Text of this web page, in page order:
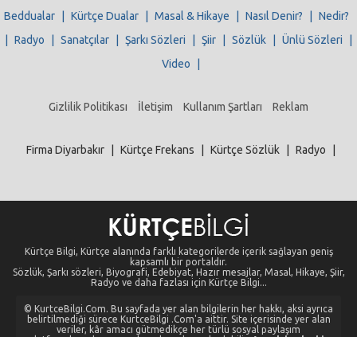
Beddualar
Kürtçe Dualar Masal & Hikaye Nasıl Denir?
Nedir?
Radyo Sanatçılar Şarkı Sözleri Şiir Sözlük Ünlü Sözleri
Video
Gizlilik Politikası İletişim Kullanım Şartları Reklam
Firma Diyarbakır Kürtçe Frekans Kürtçe Sözlük Radyo
Kürtçe Bilgi, Kürtçe alanında farklı kategorilerde içerik sağlayan geniş
kapsamlı bir portaldır.
Sözlük, Şarkı sözleri, Biyografi, Edebiyat, Hazır mesajlar, Masal, Hikaye, Şiir,
Radyo ve daha fazlası için Kürtçe Bilgi...
© KurtceBilgi.Com. Bu sayfada yer alan bilgilerin her hakkı, aksi ayrıca
belirtilmediği sürece KurtceBilgi .Com'a aittir. Site içerisinde yer alan
veriler, kâr amacı gütmedikçe her türlü sosyal paylaşım